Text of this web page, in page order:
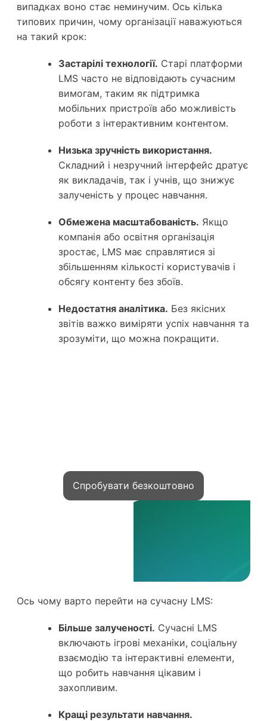
випадках воно стає неминучим. Ось кілька
типових причин, чому організації наважуються
на такий крок:
Застарілі технології. Старі платформи
LMS часто не відповідають сучасним
вимогам, таким як підтримка
мобільних пристроїв або можливість
роботи з інтерактивним контентом.
Низька зручність використання.
Складний і незручний інтерфейс дратує
як викладачів, так і учнів, що знижує
залученість у процес навчання.
Обмежена масштабованість. Якщо
компанія або освітня організація
зростає, LMS має справлятися зі
збільшенням кількості користувачів і
обсягу контенту без збоїв.
Недостатня аналітика. Без якісних
звітів важко виміряти успіх навчання та
зрозуміти, що можна покращити.
Спробувати безкоштовно
Ось чому варто перейти на сучасну LMS:
Більше залученості. Сучасні LMS
включають ігрові механіки, соціальну
взаємодію та інтерактивні елементи,
що робить навчання цікавим і
захопливим.
Кращі результати навчання.